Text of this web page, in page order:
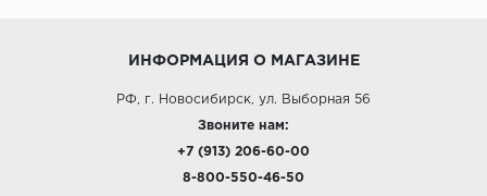
ИНФОРМАЦИЯ О МАГАЗИНЕ
РФ, г. Новосибирск, ул. Выборная 56
Звоните нам:
+7 (913) 206-60-00
8-800-550-46-50